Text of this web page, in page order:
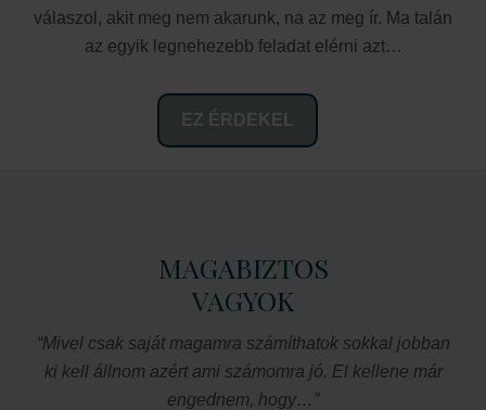
válaszol, akit meg nem akarunk, na az meg ír. Ma talán
az egyik legnehezebb feladat elérni azt…
EZ ÉRDEKEL
MAGABIZTOS
VAGYOK
“Mivel csak saját magamra számíthatok sokkal jobban
ki kell állnom azért ami számomra jó. El kellene már
engednem, hogy…”